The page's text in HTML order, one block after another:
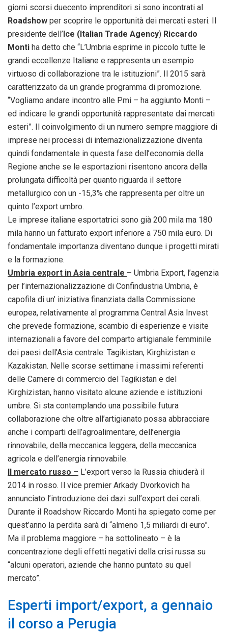
giorni scorsi duecento imprenditori si sono incontrati al
Roadshow per scoprire le opportunità dei mercati esteri. Il
presidente dell’Ice (Italian Trade Agency) Riccardo
Monti ha detto che “L’Umbria esprime in piccolo tutte le
grandi eccellenze Italiane e rappresenta un esempio
virtuoso di collaborazione tra le istituzioni”. Il 2015 sarà
caratterizzato da un grande programma di promozione.
“Vogliamo andare incontro alle Pmi – ha aggiunto Monti –
ed indicare le grandi opportunità rappresentate dai mercati
esteri”. Il coinvolgimento di un numero sempre maggiore di
imprese nei processi di internazionalizzazione diventa
quindi fondamentale in questa fase dell’economia della
Regione anche se le esportazioni risentono ancora della
prolungata difficoltà per quanto riguarda il settore
metallurgico con un -15,3% che rappresenta per oltre un
quinto l’export umbro.
Le imprese italiane esportatrici sono già 200 mila ma 180
mila hanno un fatturato export inferiore a 750 mila euro. Di
fondamentale importanza diventano dunque i progetti mirati
e la formazione.
Umbria export in Asia centrale – Umbria Export, l’agenzia
per l’internazionalizzazione di Confindustria Umbria, è
capofila di un’ iniziativa finanziata dalla Commissione
europea, relativamente al programma Central Asia Invest
che prevede formazione, scambio di esperienze e visite
internazionali a favore del comparto artigianale femminile
dei paesi dell’Asia centrale: Tagikistan, Kirghizistan e
Kazakistan. Nelle scorse settimane i massimi referenti
delle Camere di commercio del Tagikistan e del
Kirghizistan, hanno visitato alcune aziende e istituzioni
umbre. Si sta contemplando una possibile futura
collaborazione che oltre all’artigianato possa abbracciare
anche i comparti dell’agroalimentare, dell’energia
rinnovabile, della meccanica leggera, della meccanica
agricola e dell’energia rinnovabile.
Il mercato russo – L’export verso la Russia chiuderà il
2014 in rosso. Il vice premier Arkady Dvorkovich ha
annunciato l’introduzione dei dazi sull’export dei cerali.
Durante il Roadshow Riccardo Monti ha spiegato come per
quest’anno la perdita sarà di “almeno 1,5 miliardi di euro”.
Ma il problema maggiore – ha sottolineato – è la
concentrazione degli effetti negativi della crisi russa su
“alcuni operatori, aziende che hanno puntato su quel
mercato”.
Esperti import/export, a gennaio
il corso a Perugia